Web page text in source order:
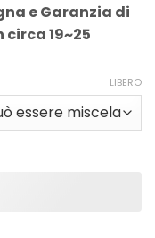
e Garanzia di
circa 19~25
LIBERO